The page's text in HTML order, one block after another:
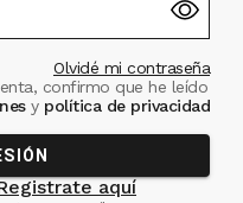
Olvidé mi contraseña
confirmo que he leído
ypolítica de privacidad
aquí